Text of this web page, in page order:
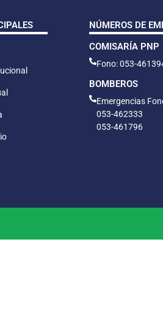
NÚMEROS DE
COMISARÍA PNP
Fono: 053-
BOMBEROS
Emergencias
053-462333
053-461796